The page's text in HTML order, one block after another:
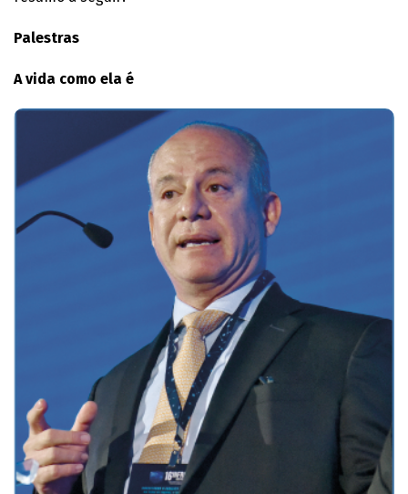
Palestras
A vida como ela é